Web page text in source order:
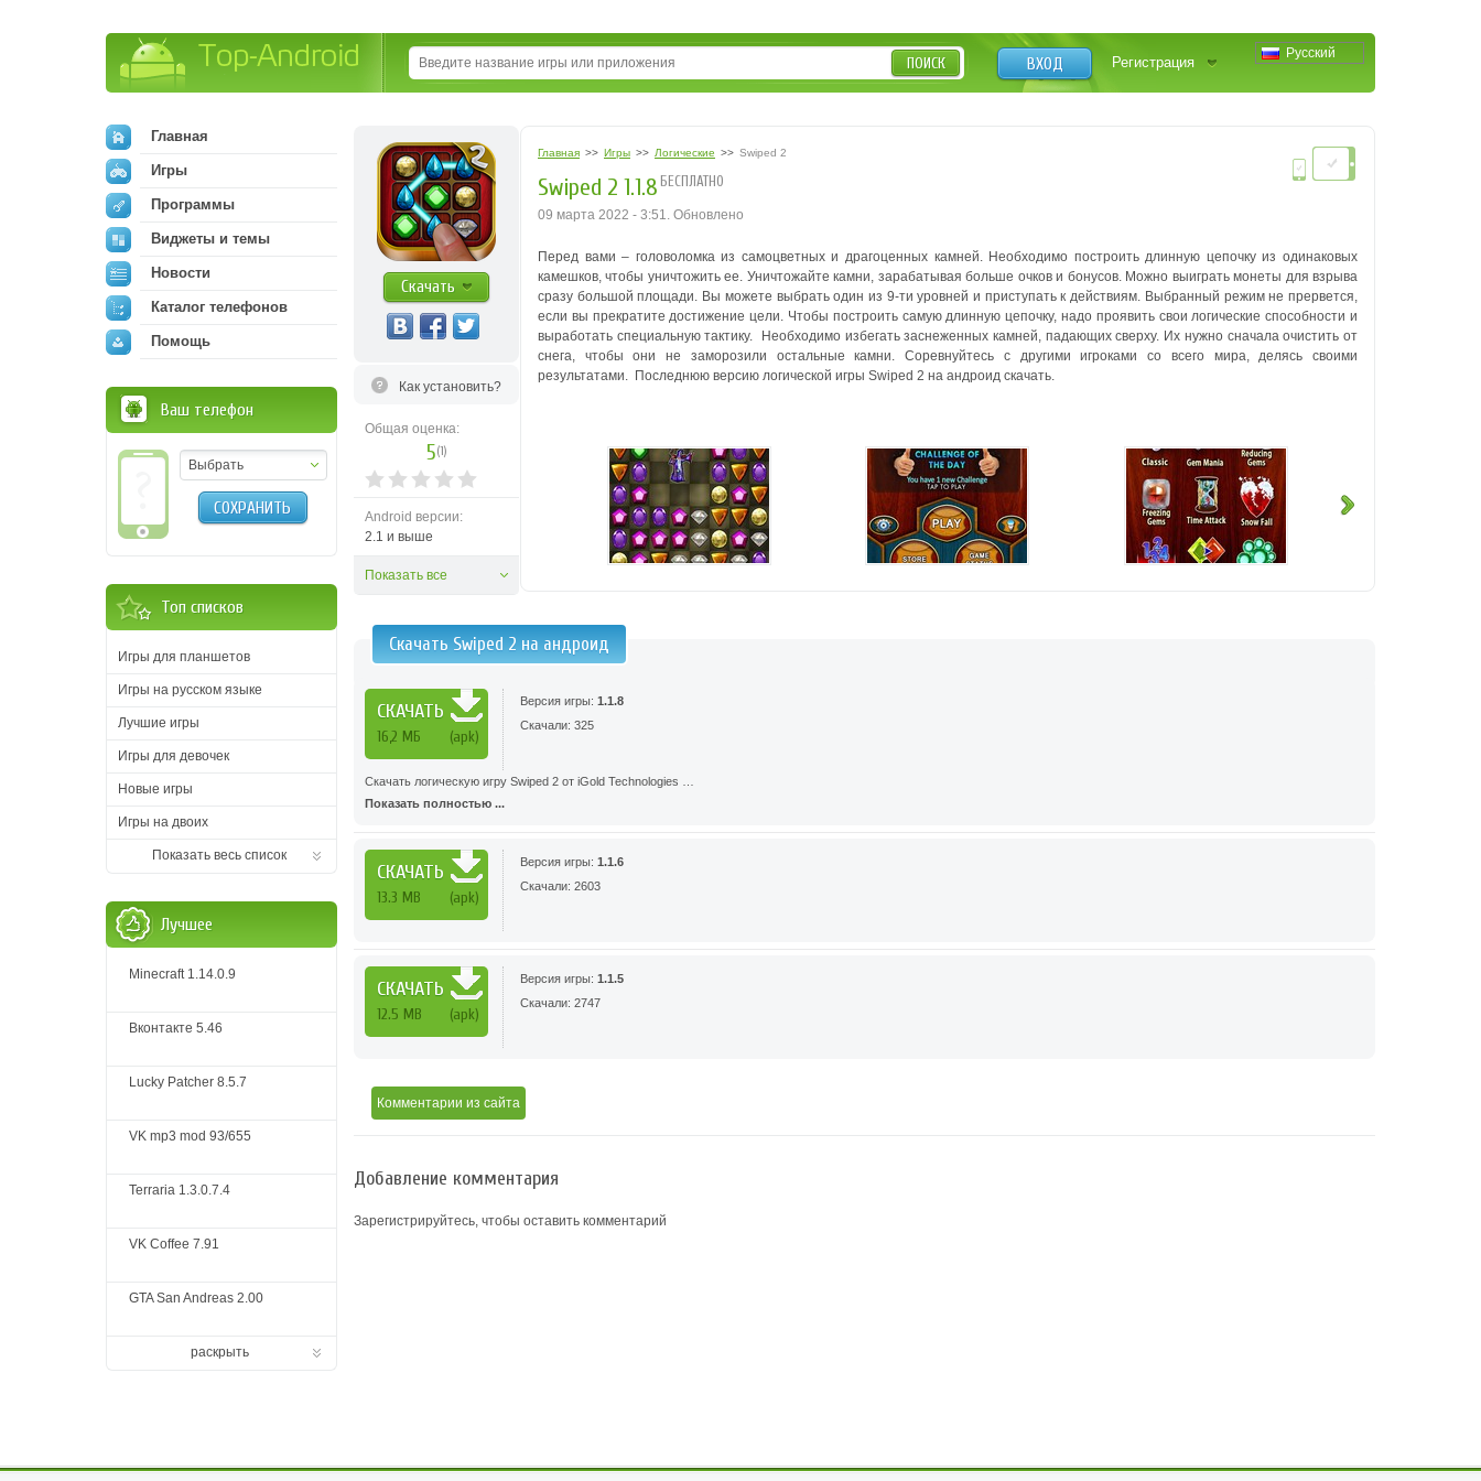
Русский
ВХОД Регистрация
ПОИСК
Скачать
Как установить?
Общая оценка:
5(1)
Android версии:
2.1 и выше
Показать все
Главная >> Игры >> Логические >> Swiped 2
Swiped 2 1.1.8 БЕСПЛАТНО
09 марта 2022 - 3:51. Обновлено
Перед вами – головоломка из самоцветных и драгоценных камней. Необходимо построить длинную цепочку из одинаковых
камешков, чтобы уничтожить ее. Уничтожайте камни, зарабатывая больше очков и бонусов. Можно выиграть монеты для взрыва
сразу большой площади. Вы можете выбрать один из 9-ти уровней и приступать к действиям. Выбранный режим не прервется,
если вы прекратите достижение цели. Чтобы построить самую длинную цепочку, надо проявить свои логические способности и
выработать специальную тактику. Необходимо избегать заснеженных камней, падающих сверху. Их нужно сначала очистить от
снега, чтобы они не заморозили остальные камни. Соревнуйтесь с другими игроками со всего мира, делясь своими
результатами. Последнюю версию логической игры Swiped 2 на андроид скачать.
Скачать Swiped 2 на андроид
СКАЧАТЬ
16,2 МБ (apk)
Версия игры: 1.1.8
Скачали: 325
Скачать логическую игру Swiped 2 от iGold Technologies …
Показать полностью ...
СКАЧАТЬ
13.3 MB (apk)
Версия игры: 1.1.6
Скачали: 2603
СКАЧАТЬ
12.5 MB (apk)
Версия игры: 1.1.5
Скачали: 2747
Комментарии из сайта
Добавление комментария
Зарегистрируйтесь, чтобы оставить комментарий
Главная
Игры
Программы
Виджеты и темы
Новости
Каталог телефонов
Помощь
Ваш телефон
Выбрать
СОХРАНИТЬ
Топ списков
Игры для планшетов
Игры на русском языке
Лучшие игры
Игры для девочек
Новые игры
Игры на двоих
Показать весь список
Лучшее
Minecraft 1.14.0.9
Вконтакте 5.46
Lucky Patcher 8.5.7
VK mp3 mod 93/655
Terraria 1.3.0.7.4
VK Coffee 7.91
GTA San Andreas 2.00
раскрыть